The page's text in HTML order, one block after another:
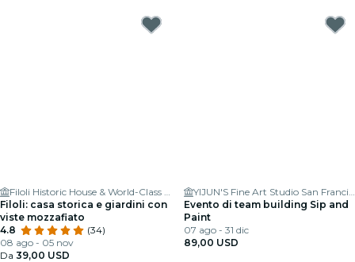
Filoli Historic House & World-Class Garden
Filoli: casa storica e giardini con
viste mozzafiato
4.8
(34)
08 ago - 05 nov
Da 39,00 USD
YIJUN'S Fine Art Studio San Francisco
Evento di team building Sip and
Paint
07 ago - 31 dic
89,00 USD